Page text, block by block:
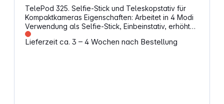
TelePod 325. Selfie-Stick und Teleskopstativ für
Kompaktkameras Eigenschaften: Arbeitet in 4 Modi
Verwendung als Selfie-Stick, Einbeinstativ, erhöhter
Ständer oder Stativ Kompatibel mit einer Vielzahl
von JOBY-Halterungen Leichte, hochfeste
Lieferzeit ca. 3 – 4 Wochen nach Bestellung